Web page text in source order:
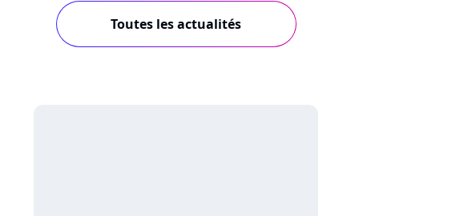
Toutes les actualités